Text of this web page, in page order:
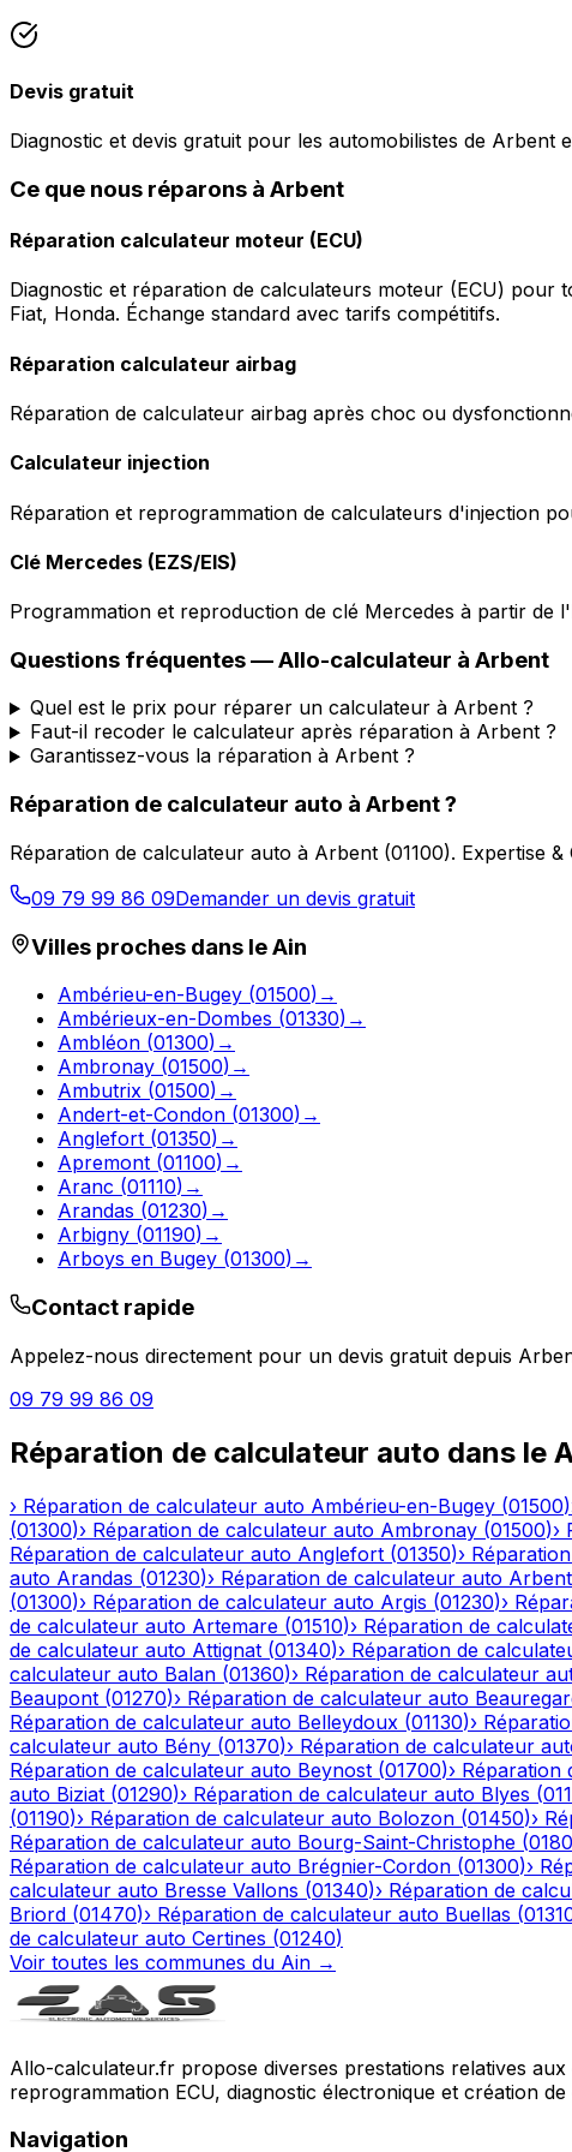
Devis gratuit
Diagnostic et devis gratuit pour les automobilistes de Arbent
Ce que nous réparons à Arbent
Réparation calculateur moteur (ECU)
Diagnostic et réparation de calculateurs moteur (ECU) pour
Fiat, Honda. Échange standard avec tarifs compétitifs.
Réparation calculateur airbag
Réparation de calculateur airbag après choc ou
Calculateur injection
Réparation et reprogrammation de calculateurs d'injection
Clé Mercedes (EZS/EIS)
Programmation et reproduction de clé Mercedes à partir de
Questions fréquentes —Allo-calculateur à Arbent
Quel est le prix pour réparer un calculateur à Arbent ?
Faut-il recoder le calculateur après réparation à Arbent ?
Garantissez-vous la réparation à Arbent ?
Réparation de calculateur auto à Arbent?
Réparation de calculateur auto à Arbent (01100). Expertise
09 79 99 86 09Demander un devis gratuit
Villes proches dans leAin
Ambérieu-en-Bugey (01500) →
Ambérieux-en-Dombes (01330) →
Ambléon (01300) →
Ambronay (01500) →
Ambutrix (01500) →
Andert-et-Condon (01300) →
Anglefort (01350) →
Apremont (01100) →
Aranc (01110) →
Arandas (01230) →
Arbigny (01190) →
Arboys en Bugey (01300) →
Contact rapide
Appelez-nous directement pour un devis gratuit depuis
09 79 99 86 09
Réparation de calculateur auto dans le
› Réparation de calculateur auto Ambérieu-en-Bugey (01500)
(01300)› Réparation de calculateur auto Ambronay (01500)›
Réparation de calculateur auto Anglefort (01350)›
auto Arandas (01230)› Réparation de calculateur auto Arbent
(01300)› Réparation de calculateur auto Argis (01230)›
de calculateur auto Artemare (01510)› Réparation de
de calculateur auto Attignat (01340)› Réparation de
calculateur auto Balan (01360)› Réparation de calculateur
Beaupont (01270)› Réparation de calculateur auto
Réparation de calculateur auto Belleydoux (01130)›
calculateur auto Bény (01370)› Réparation de calculateur
Réparation de calculateur auto Beynost (01700)› Réparation
auto Biziat (01290)› Réparation de calculateur auto Blyes (
(01190)› Réparation de calculateur auto Bolozon (01450)›
Réparation de calculateur auto Bourg-Saint-Christophe (
Réparation de calculateur auto Brégnier-Cordon (01300)›
calculateur auto Bresse Vallons (01340)› Réparation de
Briord (01470)› Réparation de calculateur auto Buellas (
de calculateur auto Certines (01240)
Voir toutes les communes du Ain →
Allo-calculateur.fr propose diverses prestations relatives
reprogrammation ECU, diagnostic électronique et création
Navigation